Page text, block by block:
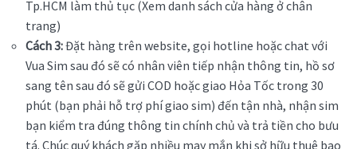
Tp.HCM làm thủ tục (Xem danh sách cửa hàng ở chân
trang)
Cách 3:Đặt hàng trên website, gọi hotline hoặc chat với
Vua Sim sau đó sẽ có nhân viên tiếp nhận thông tin, hồ sơ
sang tên sau đó sẽ gửi COD hoặc giao Hỏa Tốc trong 30
phút (bạn phải hỗ trợ phí giao sim) đến tận nhà, nhận sim
bạn kiểm tra đúng thông tin chính chủ và trả tiền cho bưu
tá. Chúc quý khách gặp nhiều may mắn khi sở hữu thuê bao